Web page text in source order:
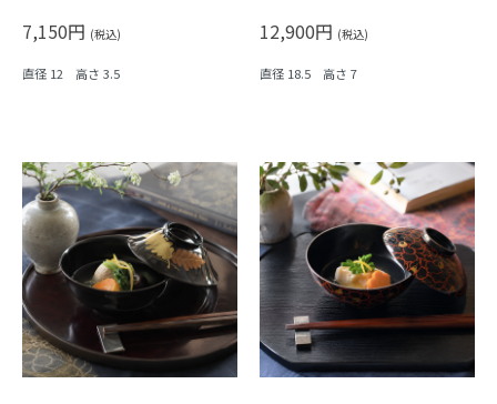
7,150円 (税込)
直径 12 高さ 3.5
12,900円 (税込)
直径 18.5 高さ 7